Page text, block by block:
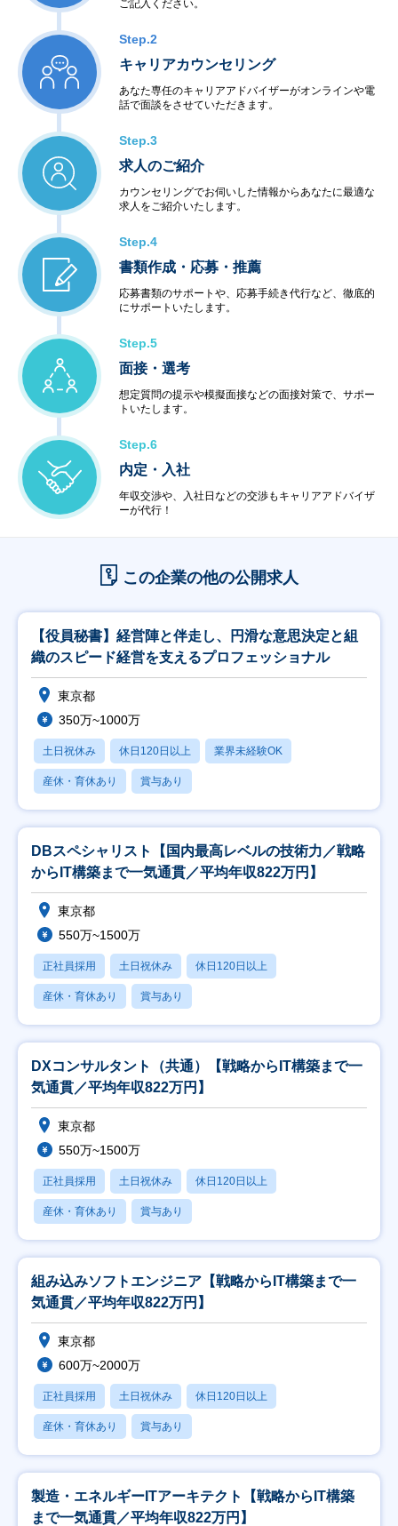
ご記入ください。
Step.2
キャリアカウンセリング
あなた専任のキャリアアドバイザーがオンラインや電
話で面談をさせていただきます。
Step.3
求人のご紹介
カウンセリングでお伺いした情報からあなたに最適な
求人をご紹介いたします。
Step.4
書類作成・応募・推薦
応募書類のサポートや、応募手続き代行など、徹底的
にサポートいたします。
Step.5
面接・選考
想定質問の提示や模擬面接などの面接対策で、サポー
トいたします。
Step.6
内定・入社
年収交渉や、入社日などの交渉もキャリアアドバイザ
ーが代行！
この企業の他の公開求人
【役員秘書】経営陣と伴走し、円滑な意思決定と組
織のスピード経営を支えるプロフェッショナル
東京都
350万~1000万
土日祝休み 休日120日以上 業界未経験OK
産休・育休あり 賞与あり
DBスペシャリスト【国内最高レベルの技術力／戦略
からIT構築まで一気通貫／平均年収822万円】
東京都
550万~1500万
正社員採用 土日祝休み 休日120日以上
産休・育休あり 賞与あり
DXコンサルタント（共通）【戦略からIT構築まで一
気通貫／平均年収822万円】
東京都
550万~1500万
正社員採用 土日祝休み 休日120日以上
産休・育休あり 賞与あり
組み込みソフトエンジニア【戦略からIT構築まで一
気通貫／平均年収822万円】
東京都
600万~2000万
正社員採用 土日祝休み 休日120日以上
産休・育休あり 賞与あり
製造・エネルギーITアーキテクト【戦略からIT構築
まで一気通貫／平均年収822万円】